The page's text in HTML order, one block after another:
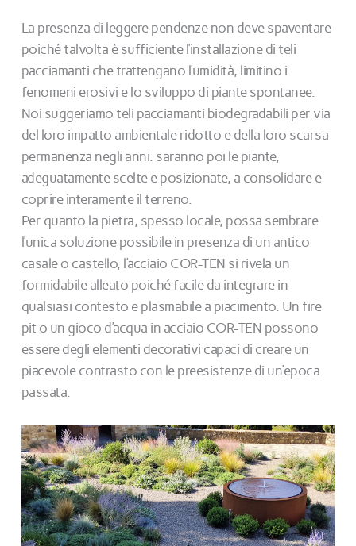
La presenza di leggere pendenze non deve spaventare
poiché talvolta è sufficiente l’installazione di teli
pacciamanti che trattengano l’umidità, limitino i
fenomeni erosivi e lo sviluppo di piante spontanee.
Noi suggeriamo teli pacciamanti biodegradabili per via
del loro impatto ambientale ridotto e della loro scarsa
permanenza negli anni: saranno poi le piante,
adeguatamente scelte e posizionate, a consolidare e
coprire interamente il terreno.
Per quanto la pietra, spesso locale, possa sembrare
l’unica soluzione possibile in presenza di un antico
casale o castello, l’acciaio COR-TEN si rivela un
formidabile alleato poiché facile da integrare in
qualsiasi contesto e plasmabile a piacimento. Un fire
pit o un gioco d’acqua in acciaio COR-TEN possono
essere degli elementi decorativi capaci di creare un
piacevole contrasto con le preesistenze di un’epoca
passata.